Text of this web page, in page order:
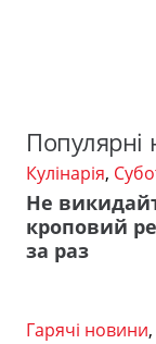
Популярні
Кулінарія,
Не
кроповий
за раз
Гарячі новини,